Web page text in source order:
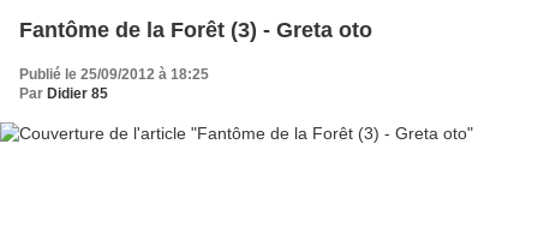
Fantôme de la Forêt (3) - Greta oto
Publié le 25/09/2012 à 18:25
Par Didier 85